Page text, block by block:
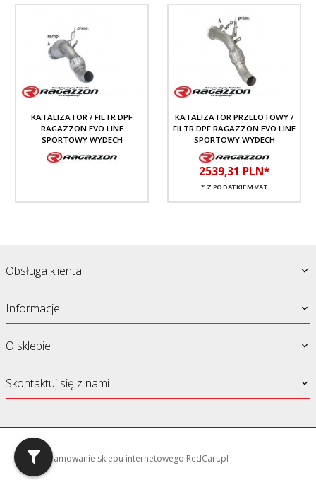
KATALIZATOR / FILTR DPF
RAGAZZON EVO LINE
SPORTOWY WYDECH
KATALIZATOR PRZELOTOWY /
FILTR DPF RAGAZZON EVO LINE
SPORTOWY WYDECH
2539,31 PLN*
* Z PODATKIEM VAT
Obsługa klienta
Informacje
O sklepie
Skontaktuj się z nami
oprogramowanie sklepu internetowego RedCart.pl